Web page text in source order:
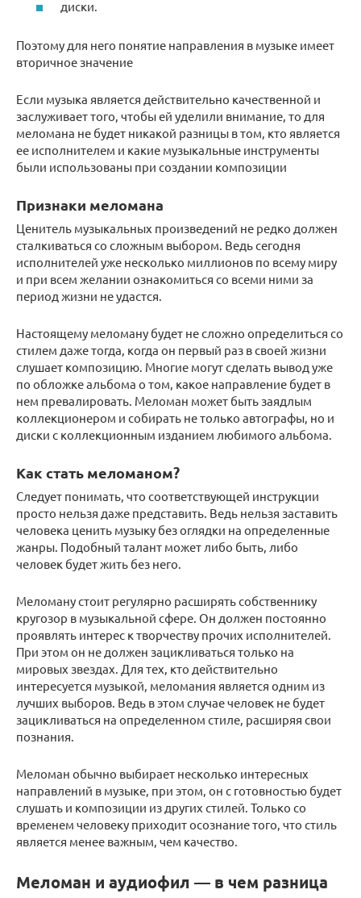
диски.
Поэтому для него понятие направления в музыке имеет
вторичное значение
Если музыка является действительно качественной и
заслуживает того, чтобы ей уделили внимание, то для
меломана не будет никакой разницы в том, кто является
ее исполнителем и какие музыкальные инструменты
были использованы при создании композиции
Признаки меломана
Ценитель музыкальных произведений не редко должен
сталкиваться со сложным выбором. Ведь сегодня
исполнителей уже несколько миллионов по всему миру
и при всем желании ознакомиться со всеми ними за
период жизни не удастся.
Настоящему меломану будет не сложно определиться со
стилем даже тогда, когда он первый раз в своей жизни
слушает композицию. Многие могут сделать вывод уже
по обложке альбома о том, какое направление будет в
нем превалировать. Меломан может быть заядлым
коллекционером и собирать не только автографы, но и
диски с коллекционным изданием любимого альбома.
Как стать меломаном?
Следует понимать, что соответствующей инструкции
просто нельзя даже представить. Ведь нельзя заставить
человека ценить музыку без оглядки на определенные
жанры. Подобный талант может либо быть, либо
человек будет жить без него.
Меломану стоит регулярно расширять собственнику
кругозор в музыкальной сфере. Он должен постоянно
проявлять интерес к творчеству прочих исполнителей.
При этом он не должен зацикливаться только на
мировых звездах. Для тех, кто действительно
интересуется музыкой, меломания является одним из
лучших выборов. Ведь в этом случае человек не будет
зацикливаться на определенном стиле, расширяя свои
познания.
Меломан обычно выбирает несколько интересных
направлений в музыке, при этом, он с готовностью будет
слушать и композиции из других стилей. Только со
временем человеку приходит осознание того, что стиль
является менее важным, чем качество.
Меломан и аудиофил — в чем разница